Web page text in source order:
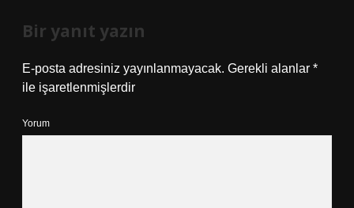
Bir yanıt yazın
E-posta adresiniz yayınlanmayacak. Gerekli alanlar *
ile işaretlenmişlerdir
Yorum